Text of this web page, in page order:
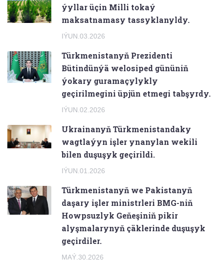
ýyllar üçin Milli tokaý
maksatnamasy tassyklanyldy.
IÝUN.03.2026
Türkmenistanyň Prezidenti
Bütindünýä welosiped gününiň
ýokary guramaçylykly
geçirilmegini üpjün etmegi tabşyrdy.
IÝUN.02.2026
Ukrainanyň Türkmenistandaky
wagtlaýyn işler ynanylan wekili
bilen duşuşyk geçirildi.
IÝUN.01.2026
Türkmenistanyň we Pakistanyň
daşary işler ministrleri BMG-niň
Howpsuzlyk Geňeşiniň pikir
alyşmalarynyň çäklerinde duşuşyk
geçirdiler.
MAÝ.30.2026